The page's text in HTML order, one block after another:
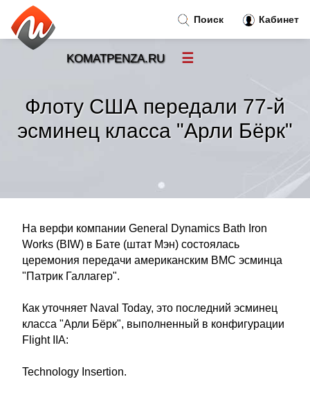
Флоту США передали 77-й
эсминец класса "Арли Бёрк"
На верфи компании General Dynamics Bath Iron
Works (BIW) в Бате (штат Мэн) состоялась
церемония передачи американским ВМС эсминца
"Патрик Галлагер".
Как уточняет Naval Today, это последний эсминец
класса "Арли Бёрк", выполненный в конфигурации
Flight IIA:
Technology Insertion.
Поиск Кабинет
KOMATPENZA.RU ☰
Новости»
Тренды новостей
Правила»
Контакт»